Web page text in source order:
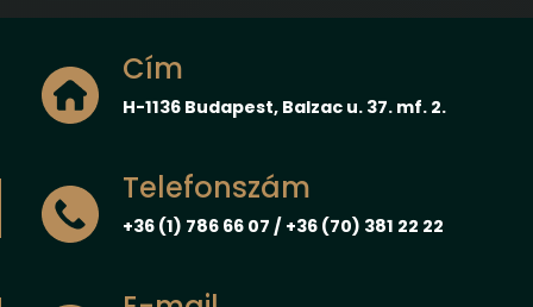
Cím
H-1136 Budapest, Balzac u. 37. mf. 2.
Telefonszám
+36 (1) 786 66 07 / +36 (70) 381 22 22